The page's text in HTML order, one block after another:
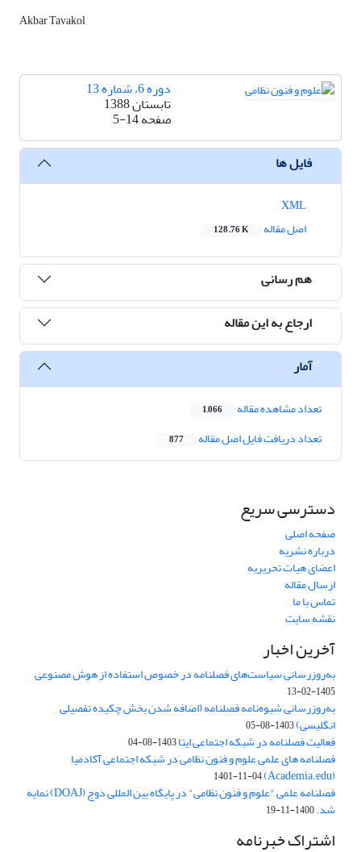
Akbar Tavakol
دوره 6، شماره 13
تابستان 1388
صفحه5-14
فایل ها
اصل مقاله
128.76 K
هم رسانی
ارجاع به این مقاله
آمار
تعداد مشاهده مقاله 1,066
تعداد دریافت فایل اصل مقاله 877
دسترسی سریع
صفحه اصلی
درباره نشریه
اعضای هیات تحریریه
ارسال مقاله
تماس با ما
نقشه سایت
آخرین اخبار
به‌روزرسانی سیاست‌های فصلنامه در خصوص استفاده از هوش مصنوعی
1405-02-13
به‌روزرسانی شیوه‌نامه فصلنامه (اضافه شدن بخش چکیده تفصیلی
انگلیسی)1403-08-05
فعالیت فصلنامه در شبکه اجتماعی ایتا1403-08-04
فصلنامه های علمی علوم و فنون نظامی در شبکه اجتماعی آکادمیا
(Academia.edu)
1401-11-04
فصلنامه علمی "علوم و فنون نظامی" در پایگاه بین المللی دوج (DOAJ) نمایه
شد.1400-11-19
اشتراک خبرنامه